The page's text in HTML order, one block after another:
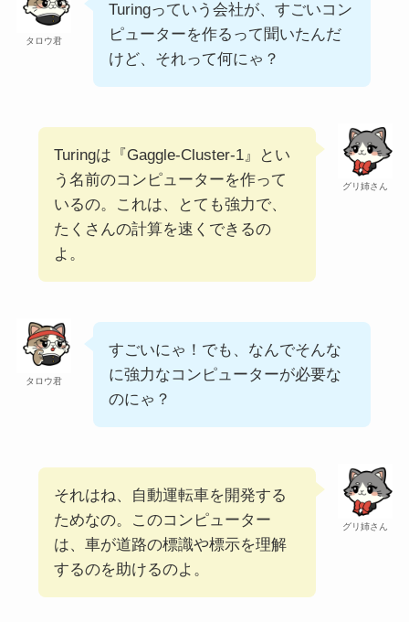
タロウ君
Turingっていう会社が、すごいコン
ピューターを作るって聞いたんだ
けど、それって何にゃ？
グリ姉さん
Turingは『Gaggle-Cluster-1』とい
う名前のコンピューターを作って
いるの。これは、とても強力で、
たくさんの計算を速くできるの
よ。
タロウ君
すごいにゃ！でも、なんでそんな
に強力なコンピューターが必要な
のにゃ？
グリ姉さん
それはね、自動運転車を開発する
ためなの。このコンピューター
は、車が道路の標識や標示を理解
するのを助けるのよ。